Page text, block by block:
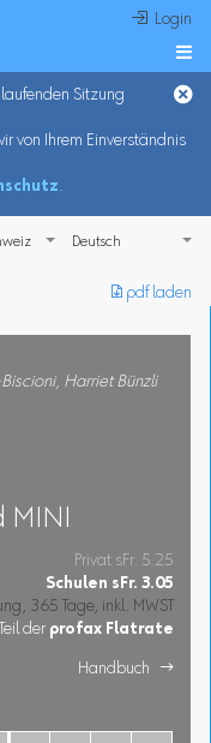
 Login

Sitzung
von Ihrem Einverständnis
.
︎ pdf laden
Harriet Bünzli
MINI
Privat sFr. 5.25
Schulen sFr. 3.05
365 Tage, inkl. MWST
Teil der profax Flatrate
Handbuch 